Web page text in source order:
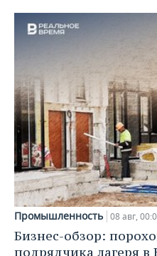
Промышленность 08 авг,
Бизнес-обзор:
подрядчика лагеря